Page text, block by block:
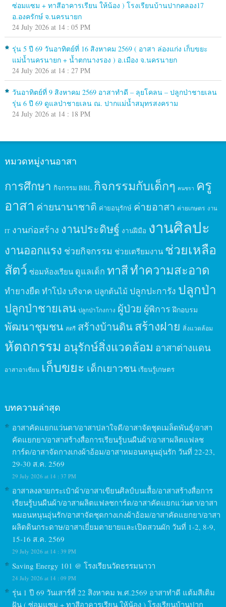
ซ่อมแซม + ทาสีอาคารเรียน ให้น้อง ) โรงเรียนบ้านปากคลอง17
อ.องครักษ์ จ.นครนายก
24 July 2026 at 14 : 05 PM
รุ่น 5 ปี 69 วันอาทิตย์ที่ 16 สิงหาคม 2569 ( อาสา ล่องแก่ง เก็บขยะ
แม่น้ำนครนายก + น้ำตกนางรอง ) อ.เมือง จ.นครนายก
24 July 2026 at 14 : 27 PM
วันอาทิตย์ที่ 9 สิงหาคม 2569 อาสาทำดี – ลุยโคลน – ปลูกป่าชายเลน
รุ่น 6 ปี 69 ดูแลป่าชายเลน ณ. ปากแม่น้ำสมุทรสงคราม
24 July 2026 at 14 : 18 PM
หมวดหมู่งานอาสา
การศึกษา กิจกรรม BBL กิจกรรมกับเด็กๆ คนชรา ครู
อาสา ค่ายนานาชาติ ค่ายอนุรักษ์ ค่ายอาสา ค่ายเกษตร งาน
IT งานก่อสร้าง งานประดิษฐ์ งานฝีมือ งานศิลปะ
งานออกแรง ช่วยกิจกรรม ช่วยเตรียมงาน ช่วยเหลือ
สัตว์ ซ่อมห้องเรียน ดูแลเด็ก ทาสีทำความสะอาด
ทำยางยืด ทำโป่ง บริจาค ปลูกต้นไม้ ปลูกปะการัง ปลูกป่า
ปลูกป่าชายเลน ปลูกป่าโกงกาง ผู้ป่วย ผู้พิการ ฝึกอบรม
พัฒนาชุมชน สตรี สร้างบ้านดินสร้างฝาย สิ่งแวดล้อม
หัตถกรรม อนุรักษ์สิ่งแวดล้อม อาสาต่างแดน
อาสาอาเซียน เก็บขยะ เด็กเยาวชน เรียนรู้เกษตร
บทความล่าสุด
อาสาคัดแยกแว่นตา/อาสาปลาใจดี/อาสาจัดชุดเมล็ดพันธุ์/อาสา
คัดแยกยา/อาสาสร้างสื่อการเรียนรู้บนผืนผ้า/อาสาผลิตแฟลช
การ์ด/อาสาจัดกางเกงผ้าอ้อม/อาสาหมอนหนุนอุ่นรัก วันที่ 22-23,
29-30 ส.ค. 2569
29 July 2026 at 14 : 37 PM
อาสาลงลายกระเป๋าผ้า/อาสาเขียนศิลป์บนเสื้อ/อาสาสร้างสื่อการ
เรียนรู้บนผืนผ้า/อาสาผลิตแฟลชการ์ด/อาสาคัดแยกแว่นตา/อาสา
หมอนหนุนอุ่นรัก/อาสาจัดชุดกางเกงผ้าอ้อม/อาสาคัดแยกยา/อาสา
ผลิตดินกระดาษ/อาสาเยี่ยมตายายและเปิดสวนผัก วันที่ 1-2, 8-9,
15-16 ส.ค. 2569
29 July 2026 at 14 : 39 PM
Saving Energy 101 @ โรงเรียนวัดธรรมนาวา
24 July 2026 at 14 : 09 PM
รุ่น 1 ปี 69 วันเสาร์ที่ 22 สิงหาคม พ.ศ.2569 อาสาทำดี แต้มสีเติม
ฝัน ( ซ่อมแซม + ทาสีอาคารเรียน ให้น้อง ) โรงเรียนบ้านปาก